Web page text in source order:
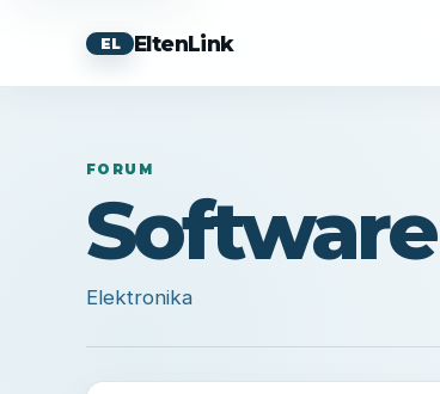
EL EltenLink
FORUM
Software
Elektronika